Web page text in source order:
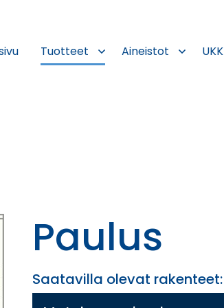
Tuotteet Aineistot UKK
Paulus
Saatavilla olevat rakenteet: